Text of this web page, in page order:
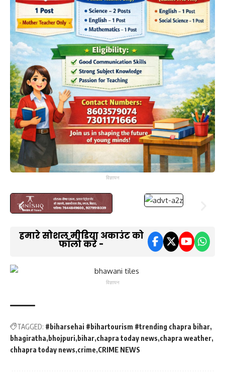
विज्ञापन
हमारे सोशल मीडिया अकाउंट को
फॉलो करें -
विज्ञापन
TAGGED: #biharsehai #bihartourism #trending chapra bihar
bhagiratha bhojpuri bihar chapra today news chapra weather
chhapra today news crime CRIME NEWS